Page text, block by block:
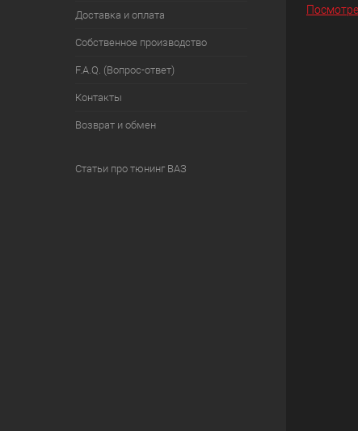
Доставка и оплата
Собственное производство
F.A.Q. (Вопрос-ответ)
Контакты
Возврат и обмен
Статьи про тюнинг ВАЗ